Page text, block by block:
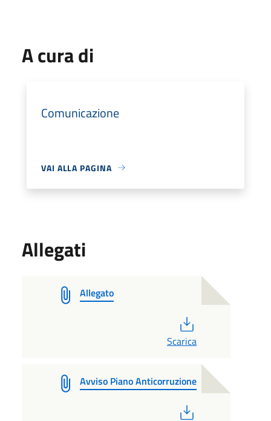
A cura di
Comunicazione
VAI ALLA PAGINA
Allegati
Allegato
Scarica
Avviso Piano Anticorruzione